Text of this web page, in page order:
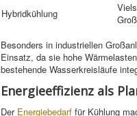
Hybridkühlung
Besonders in industriellen
Einsatz, da sie hohe
bestehende Wasserkreisläufe
Energieeffizienz als
Der Energiebedarf für Kühlung